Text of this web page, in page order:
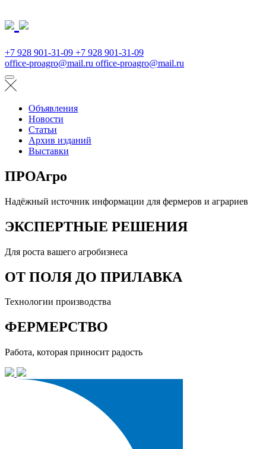
+7 928 901-31-09 +7 928 901-31-09
office-proagro@mail.ru office-proagro@mail.ru
Объявления
Новости
Статьи
Архив изданий
Выставки
ПРОАгро
Надёжный источник информации для фермеров и аграриев
ЭКСПЕРТНЫЕ РЕШЕНИЯ
Для роста вашего агробизнеса
ОТ ПОЛЯ ДО ПРИЛАВКА
Технологии производства
ФЕРМЕРСТВО
Работа, которая приносит радость